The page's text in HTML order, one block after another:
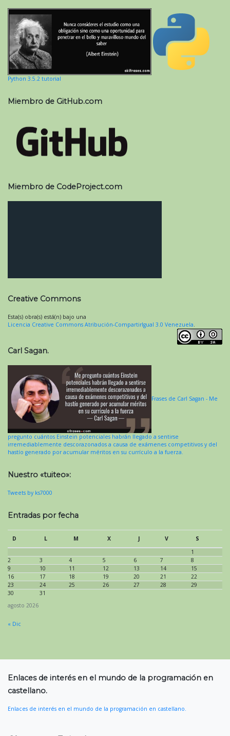
Python 3.5.2 tutorial
Miembro de GitHub.com
Miembro de CodeProject.com
Creative Commons
Esta(s) obra(s) está(n) bajo una
Licencia Creative Commons Atribución-CompartirIgual 3.0 Venezuela.
Carl Sagan.
Frases de Carl Sagan - Me
pregunto cuántos Einstein potenciales habrán llegado a sentirse
irremediablemente descorazonados a causa de exámenes competitivos y del
hastío generado por acumular méritos en su currículo a la fuerza.
Nuestro «tuiteo»:
Tweets by ks7000
Entradas por fecha
agosto 2026
D L M X J V
S
1
2
3 4 5 6 7
8
9
10 11 12 13 14
15
16
17 18 19 20 21
22
23
24 25 26 27 28
29
30
31
« Dic
Enlaces de interés en el mundo de la programación en
castellano.
Enlaces de interés en el mundo de la programación en castellano.